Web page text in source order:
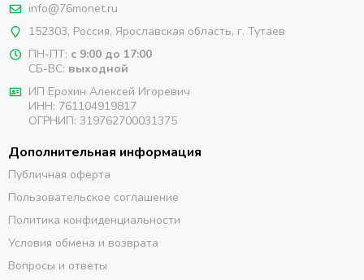
info@76monet.ru
152303, Россия, Ярославская область, г. Тутаев
ПН-ПТ: с 9:00 до 17:00
СБ-ВС: выходной
ИП Ерохин Алексей Игоревич
ИНН: 761104919817
ОГРНИП: 319762700031375
Дополнительная информация
Публичная оферта
Пользовательское соглашение
Политика конфиденциальности
Условия обмена и возврата
Вопросы и ответы